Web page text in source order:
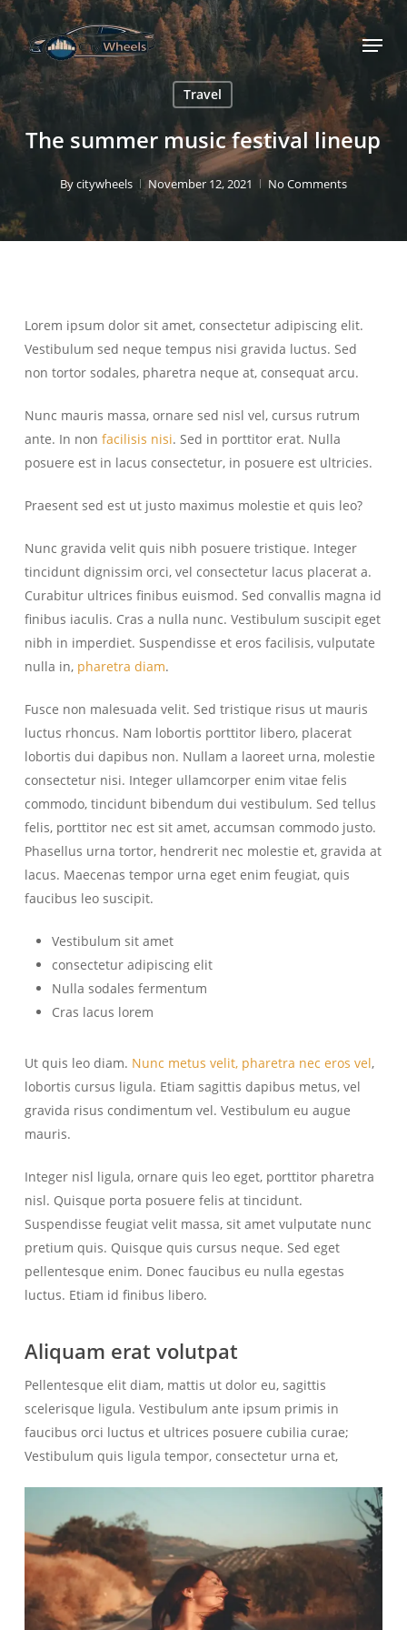
Skip
to
main
content
Menu
Travel
The summer music festival lineup
Bycitywheels November 12, 2021 No Comments
Lorem ipsum dolor sit amet, consectetur adipiscing elit.
Vestibulum sed neque tempus nisi gravida luctus. Sed
non tortor sodales, pharetra neque at, consequat arcu.
Nunc mauris massa, ornare sed nisl vel, cursus rutrum
ante. In non facilisis nisi. Sed in porttitor erat. Nulla
posuere est in lacus consectetur, in posuere est ultricies.
Praesent sed est ut justo maximus molestie et quis leo?
Nunc gravida velit quis nibh posuere tristique. Integer
tincidunt dignissim orci, vel consectetur lacus placerat a.
Curabitur ultrices finibus euismod. Sed convallis magna id
finibus iaculis. Cras a nulla nunc. Vestibulum suscipit eget
nibh in imperdiet. Suspendisse et eros facilisis, vulputate
nulla in, pharetra diam.
Fusce non malesuada velit. Sed tristique risus ut mauris
luctus rhoncus. Nam lobortis porttitor libero, placerat
lobortis dui dapibus non. Nullam a laoreet urna, molestie
consectetur nisi. Integer ullamcorper enim vitae felis
commodo, tincidunt bibendum dui vestibulum. Sed tellus
felis, porttitor nec est sit amet, accumsan commodo justo.
Phasellus urna tortor, hendrerit nec molestie et, gravida at
lacus. Maecenas tempor urna eget enim feugiat, quis
faucibus leo suscipit.
Vestibulum sit amet
consectetur adipiscing elit
Nulla sodales fermentum
Cras lacus lorem
Ut quis leo diam. Nunc metus velit, pharetra nec eros vel,
lobortis cursus ligula. Etiam sagittis dapibus metus, vel
gravida risus condimentum vel. Vestibulum eu augue
mauris.
Integer nisl ligula, ornare quis leo eget, porttitor pharetra
nisl. Quisque porta posuere felis at tincidunt.
Suspendisse feugiat velit massa, sit amet vulputate nunc
pretium quis. Quisque quis cursus neque. Sed eget
pellentesque enim. Donec faucibus eu nulla egestas
luctus. Etiam id finibus libero.
Aliquam erat volutpat
Pellentesque elit diam, mattis ut dolor eu, sagittis
scelerisque ligula. Vestibulum ante ipsum primis in
faucibus orci luctus et ultrices posuere cubilia curae;
Vestibulum quis ligula tempor, consectetur urna et,